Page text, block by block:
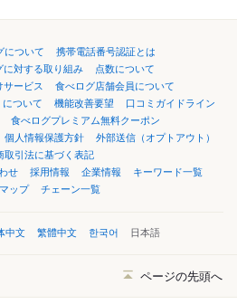
について
携帯電話番号認証とは
に対する取り組み
点数について
サービス
食べログ店舗会員について
ついて
機能改善要望
口コミガイドライン
食べログプレミアム無料クーポン
個人情報保護方針
外部送信（オプトアウト）
取引法に基づく表記
せ 採用情報 企業情報
キーワード一覧
ップ
チェーン一覧
中文 繁體中文 한국어 日本語
ページの先頭へ